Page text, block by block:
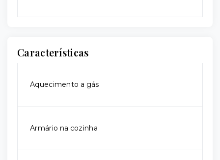
Características
Aquecimento a gás
Armário na cozinha